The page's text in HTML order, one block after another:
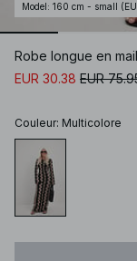
Model : 160 cm - small
Robe longue en
EUR 30.38 EUR
Couleur: Multicolore